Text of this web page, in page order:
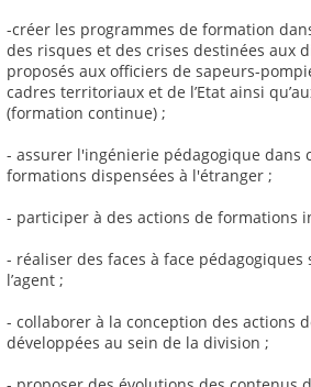
-créer les programmes de formation
des risques et des crises destinées aux
proposés aux officiers de sapeurs-
cadres territoriaux et de l’Etat ainsi
(formation continue) ;
- assurer l'ingénierie pédagogique dans
formations dispensées à l'étranger ;
- participer à des actions de formations
- réaliser des faces à face pédagogiques
l’agent ;
- collaborer à la conception des actions
développées au sein de la division ;